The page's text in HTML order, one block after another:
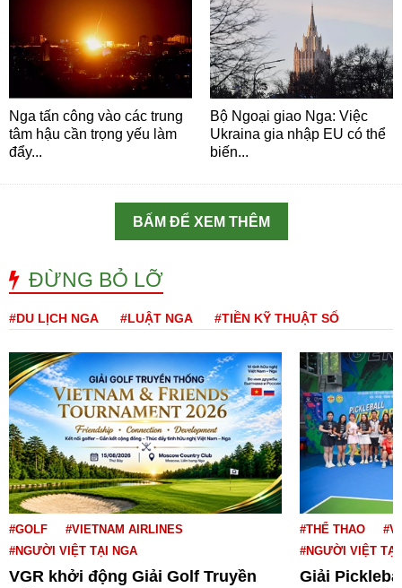
Nga tấn công vào các trung
tâm hậu cần trọng yếu làm
đẩy...
Bộ Ngoại giao Nga: Việc
Ukraina gia nhập EU có thể
biến...
BẤM ĐỂ XEM THÊM
ĐỪNG BỎ LỠ
#DU LỊCH NGA #LUẬT NGA #TIỀN KỸ THUẬT SỐ
#GOLF
#VIETNAM AIRLINES
#NGƯỜI VIỆT TẠI NGA
VGR khởi động Giải Golf Truyền
#THỂ THAO
#NGƯỜI VIỆT TẠI
Giải